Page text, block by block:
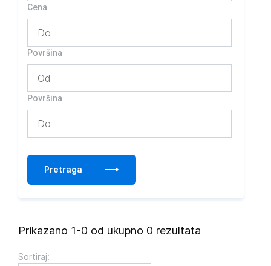
Cena
Površina
Površina
Pretraga
Prikazano 1-0 od ukupno 0 rezultata
Sortiraj: